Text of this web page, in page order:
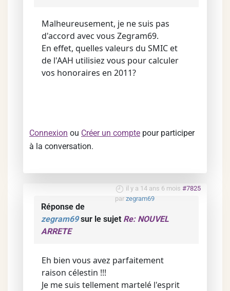
Malheureusement, je ne suis pas
d'accord avec vous Zegram69.
En effet, quelles valeurs du SMIC et
de l'AAH utilisiez vous pour calculer
vos honoraires en 2011?
Connexion ou Créer un compte pour participer
à la conversation.
il y a 14 ans 6 mois #7825
par zegram69
Réponse de
zegram69sur le sujet Re: NOUVEL
ARRETE
Eh bien vous avez parfaitement
raison célestin !!!
Je me suis tellement martelé l'esprit